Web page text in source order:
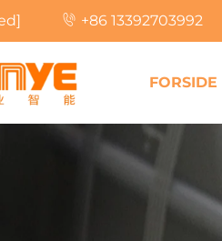
+86 13392703992
FORSIDE